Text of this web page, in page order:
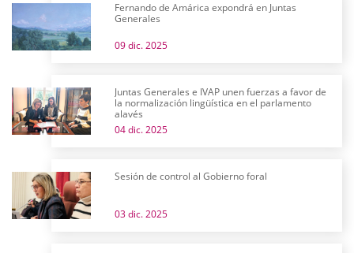
Fernando de Amárica expondrá en Juntas
Generales
09 dic. 2025
Juntas Generales e IVAP unen fuerzas a favor de
la normalización lingüística en el parlamento
alavés
04 dic. 2025
Sesión de control al Gobierno foral
03 dic. 2025